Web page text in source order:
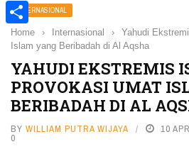
INTERNASIONAL
Home › Internasional ›
Yahudi
Islam yang Beribadah di Al Aqsha
YAHUDI EKSTREMIS
PROVOKASI UMAT
BERIBADAH DI AL
BY WILLIAM PUTRA WIJAYA 10
0
Line
Share